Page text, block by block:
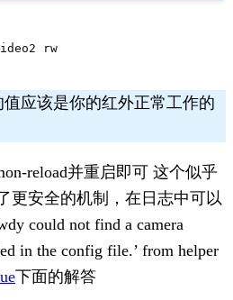
rw
应该是你的红外正常工作的
reload并重启即可 这个似乎
更安全的机制，在日志中可以
could not find a camera
in the config file.’ from helper
下面的解答